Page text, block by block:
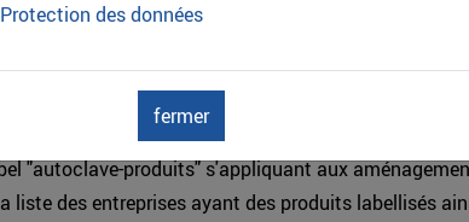
Protection des données
fermer
qualité pour les poteaux de ligne a été adapté fin
"autoclave-produits" s'appliquant aux
liste des entreprises ayant des produits labellisés